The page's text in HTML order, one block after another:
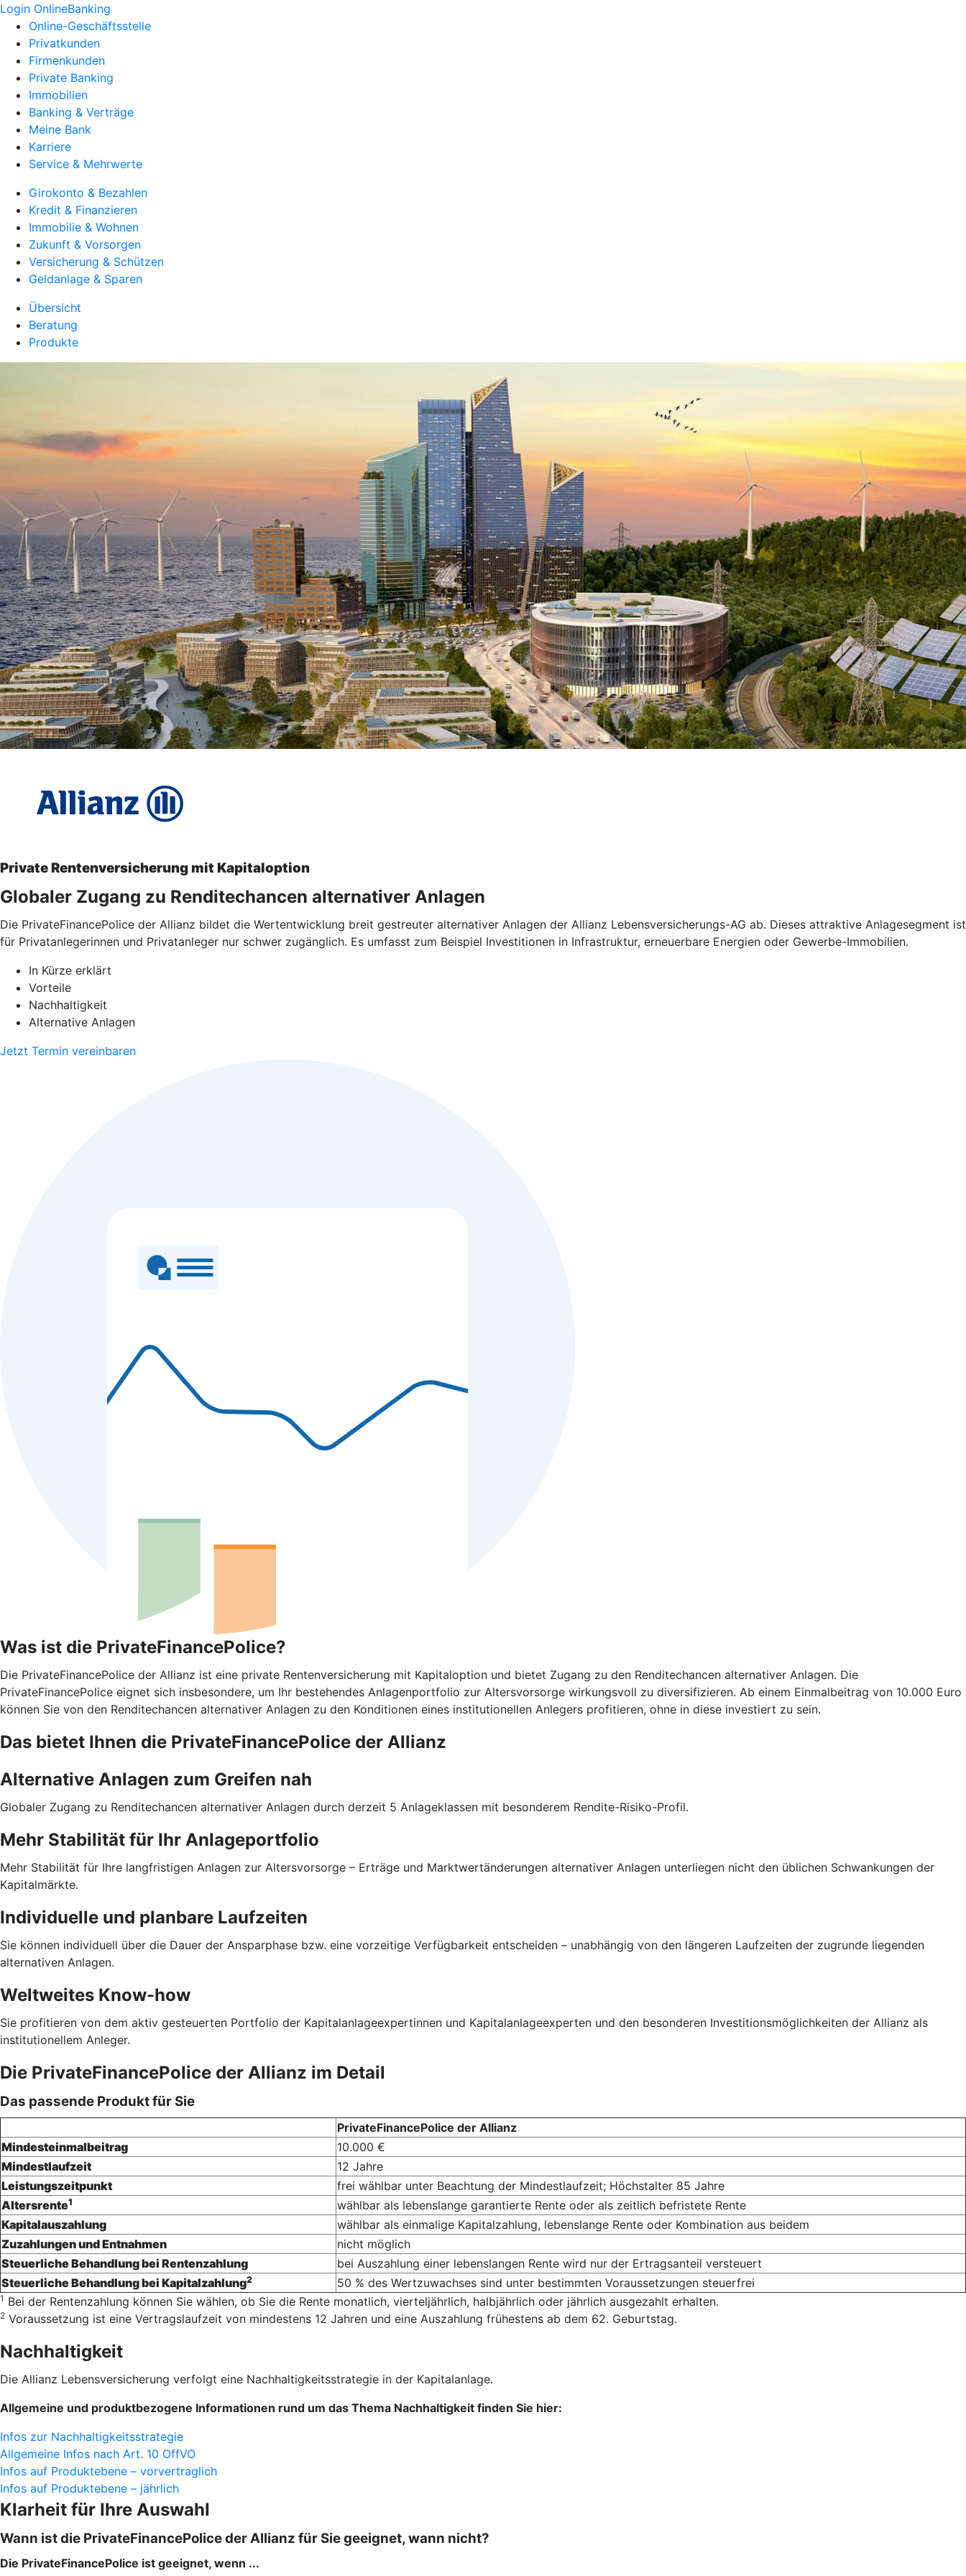
Login OnlineBanking
Online-Geschäftsstelle
Privatkunden
Firmenkunden
Private Banking
Immobilien
Banking & Verträge
Meine Bank
Karriere
Service & Mehrwerte
Girokonto & Bezahlen
Kredit & Finanzieren
Immobilie & Wohnen
Zukunft & Vorsorgen
Versicherung & Schützen
Geldanlage & Sparen
Übersicht
Beratung
Produkte
Private Rentenversicherung mit Kapitaloption
Globaler Zugang zu Renditechancen alternativer Anlagen
Die PrivateFinancePolice der Allianz bildet die Wertentwicklung breit gestreuter alternativer Anlagen der Allianz Lebensversicherungs-AG ab. Dieses attraktive Anlagesegment ist
für Privatanlegerinnen und Privatanleger nur schwer zugänglich. Es umfasst zum Beispiel Investitionen in Infrastruktur, erneuerbare Energien oder Gewerbe-Immobilien.
In Kürze erklärt
Vorteile
Nachhaltigkeit
Alternative Anlagen
Jetzt Termin vereinbaren
Was ist die PrivateFinancePolice?
Die PrivateFinancePolice der Allianz ist eine private Rentenversicherung mit Kapitaloption und bietet Zugang zu den Renditechancen alternativer Anlagen. Die
PrivateFinancePolice eignet sich insbesondere, um Ihr bestehendes Anlagenportfolio zur Altersvorsorge wirkungsvoll zu diversifizieren. Ab einem Einmalbeitrag von 10.000 Euro
können Sie von den Renditechancen alternativer Anlagen zu den Konditionen eines institutionellen Anlegers profitieren, ohne in diese investiert zu sein.
Das bietet Ihnen die PrivateFinancePolice der Allianz
Alternative Anlagen zum Greifen nah
Globaler Zugang zu Renditechancen alternativer Anlagen durch derzeit 5 Anlageklassen mit besonderem Rendite-Risiko-Profil.
Mehr Stabilität für Ihr Anlage­portfolio
Mehr Stabilität für Ihre langfristigen Anlagen zur Altersvorsorge – Erträge und Marktwertänderungen alternativer Anlagen unterliegen nicht den üblichen Schwankungen der
Kapitalmärkte.
Individuelle und planbare Laufzeiten
Sie können individuell über die Dauer der Ansparphase bzw. eine vorzeitige Verfügbarkeit entscheiden – unabhängig von den längeren Laufzeiten der zugrunde liegenden
alternativen Anlagen.
Weltweites Know-how
Sie profitieren von dem aktiv gesteuerten Portfolio der Kapitalanlageexpertinnen und Kapitalanlageexperten und den besonderen Investitionsmöglichkeiten der Allianz als
institutionellem Anleger.
Die PrivateFinancePolice der Allianz im Detail
Das passende Produkt für Sie
PrivateFinancePolice der Allianz
Mindesteinmalbeitrag
10.000 €
Mindestlaufzeit
12 Jahre
Leistungszeitpunkt
frei wählbar unter Beachtung der Mindestlaufzeit; Höchstalter 85 Jahre
Altersrente1
wählbar als lebenslange garantierte Rente oder als zeitlich befristete Rente
Kapitalauszahlung
wählbar als einmalige Kapitalzahlung, lebenslange Rente oder Kombination aus beidem
Zuzahlungen und Entnahmen
nicht möglich
Steuerliche Behandlung bei Rentenzahlung
bei Auszahlung einer lebenslangen Rente wird nur der Ertragsanteil versteuert
Steuerliche Behandlung bei Kapitalzahlung2 50 % des Wertzuwachses sind unter bestimmten Voraussetzungen steuerfrei
1 Bei der Rentenzahlung können Sie wählen, ob Sie die Rente monatlich, vierteljährlich, halbjährlich oder jährlich ausgezahlt erhalten.
2 Voraussetzung ist eine Vertragslaufzeit von mindestens 12 Jahren und eine Auszahlung frühestens ab dem 62. Geburtstag.
Nachhaltigkeit
Die Allianz Lebensversicherung verfolgt eine Nachhaltigkeitsstrategie in der Kapitalanlage.
Allgemeine und produktbezogene Informationen rund um das Thema Nachhaltigkeit finden Sie hier:
Infos zur Nachhaltigkeitsstrategie
Allgemeine Infos nach Art. 10 OffVO
Infos auf Produktebene – vorvertraglich
Infos auf Produktebene – jährlich
Klarheit für Ihre Auswahl
Wann ist die PrivateFinancePolice der Allianz für Sie geeignet, wann nicht?
Die PrivateFinancePolice ist geeignet, wenn ...